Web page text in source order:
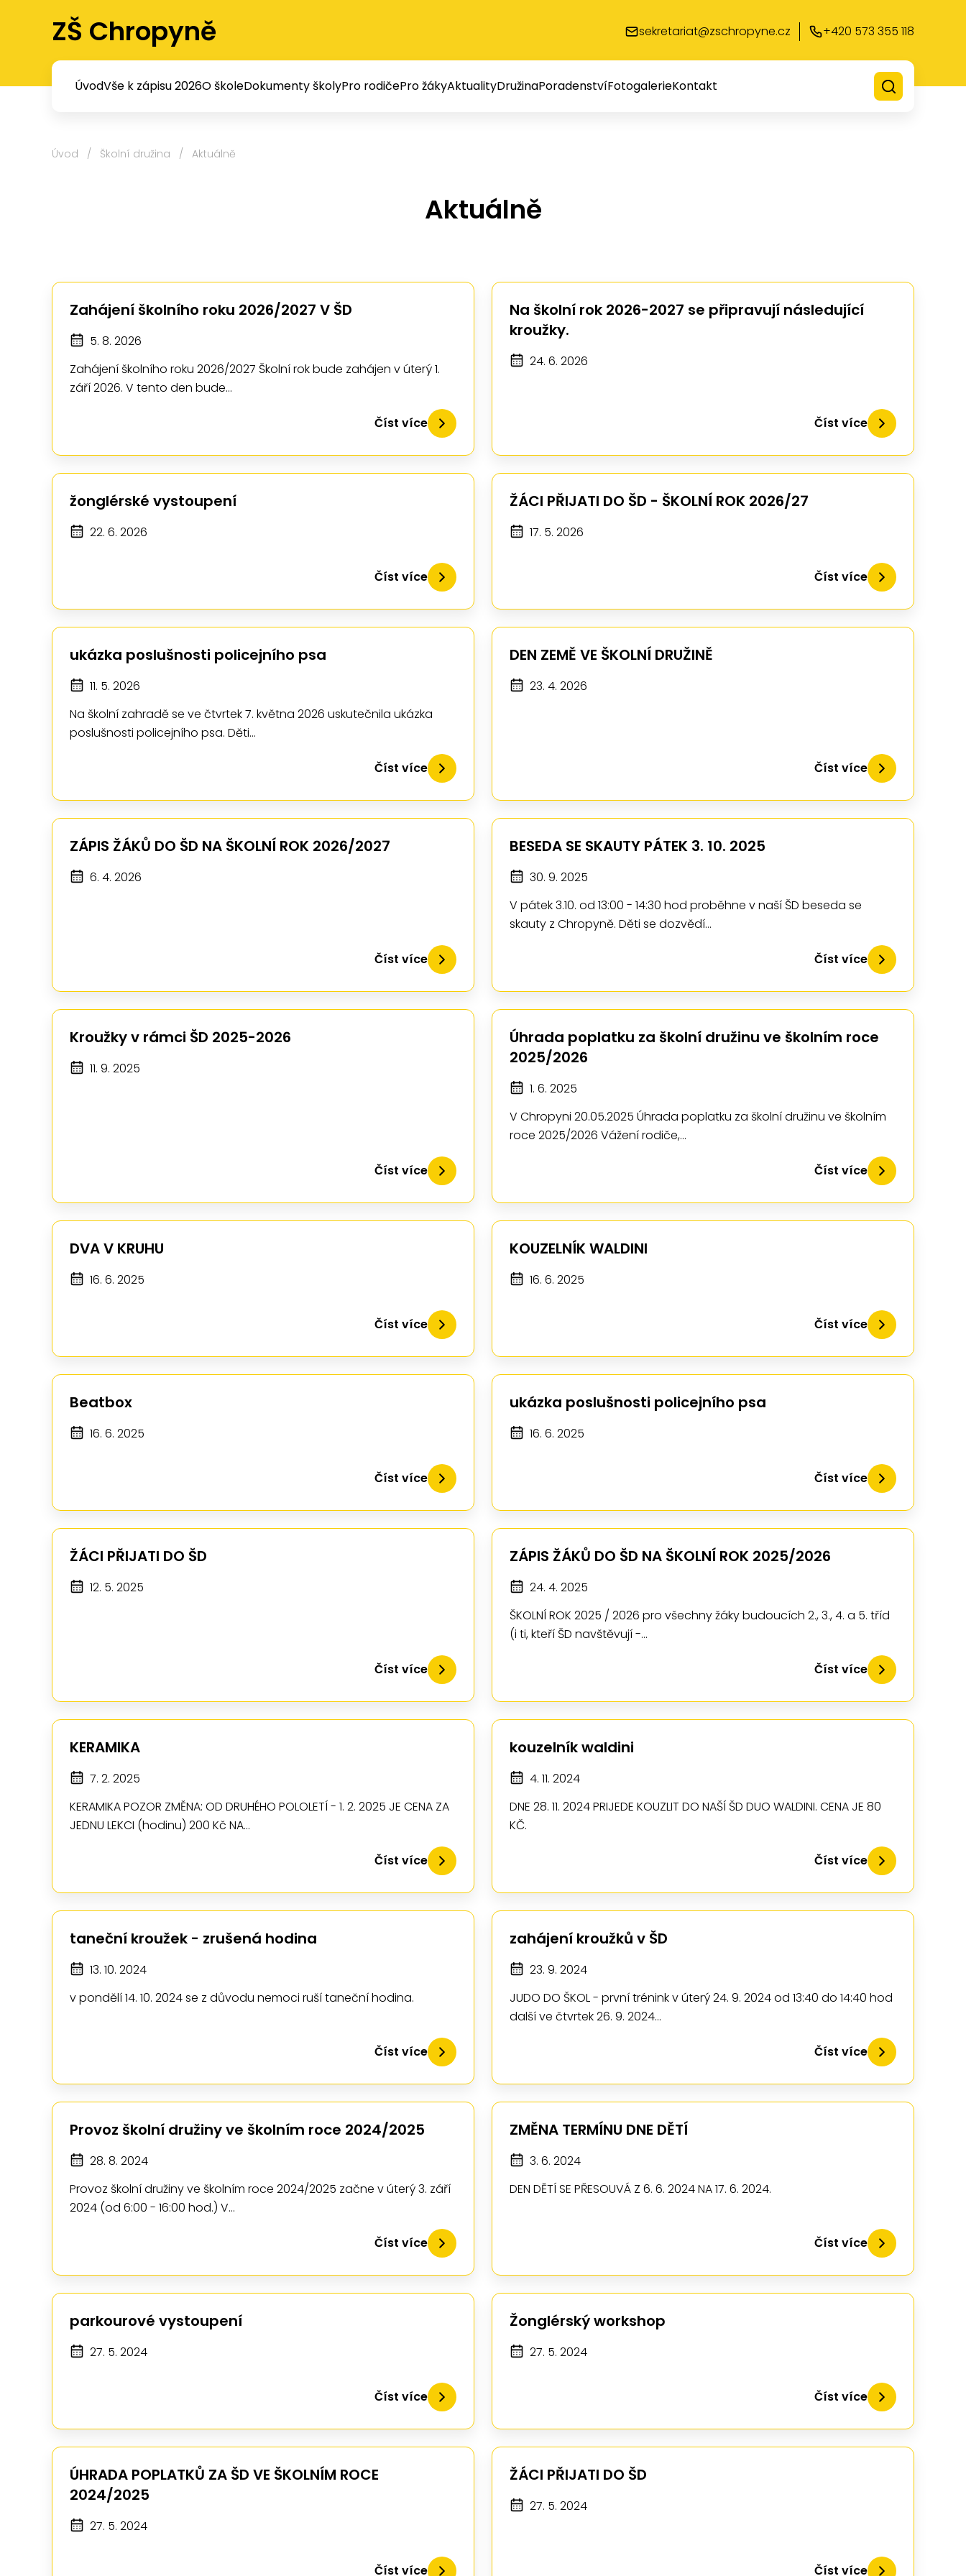
ZŠ Chropyně sekretariat@zschropyne.cz +420 573 355 118
ÚvodVše k zápisu 2026O školeDokumenty školyPro rodičePro žákyAktualityDružinaPoradenstvíFotogalerieKontakt
Úvod / Školní družina / Aktuálně
Aktuálně
Zahájení školního roku 2026/2027 V ŠD
5. 8. 2026
Zahájení školního roku 2026/2027 Školní rok bude zahájen v úterý 1.
září 2026. V tento den bude…
Číst více
Na školní rok 2026-2027 se připravují následující
kroužky.
24. 6. 2026
Číst více
žonglérské vystoupení
22. 6. 2026
Číst více
ŽÁCI PŘIJATI DO ŠD - ŠKOLNÍ ROK 2026/27
17. 5. 2026
Číst více
ukázka poslušnosti policejního psa
11. 5. 2026
Na školní zahradě se ve čtvrtek 7. května 2026 uskutečnila ukázka
poslušnosti policejního psa. Děti…
Číst více
DEN ZEMĚ VE ŠKOLNÍ DRUŽINĚ
23. 4. 2026
Číst více
ZÁPIS ŽÁKŮ DO ŠD NA ŠKOLNÍ ROK 2026/2027
6. 4. 2026
Číst více
BESEDA SE SKAUTY PÁTEK 3. 10. 2025
30. 9. 2025
V pátek 3.10. od 13:00 - 14:30 hod proběhne v naší ŠD beseda se
skauty z Chropyně. Děti se dozvědí…
Číst více
Kroužky v rámci ŠD 2025-2026
11. 9. 2025
Číst více
Úhrada poplatku za školní družinu ve školním roce
2025/2026
1. 6. 2025
V Chropyni 20.05.2025 Úhrada poplatku za školní družinu ve školním
roce 2025/2026 Vážení rodiče,…
Číst více
DVA V KRUHU
16. 6. 2025
Číst více
KOUZELNÍK WALDINI
16. 6. 2025
Číst více
Beatbox
16. 6. 2025
Číst více
ukázka poslušnosti policejního psa
16. 6. 2025
Číst více
ŽÁCI PŘIJATI DO ŠD
12. 5. 2025
Číst více
ZÁPIS ŽÁKŮ DO ŠD NA ŠKOLNÍ ROK 2025/2026
24. 4. 2025
ŠKOLNÍ ROK 2025 / 2026 pro všechny žáky budoucích 2., 3., 4. a 5. tříd
(i ti, kteří ŠD navštěvují -…
Číst více
KERAMIKA
7. 2. 2025
KERAMIKA POZOR ZMĚNA: OD DRUHÉHO POLOLETÍ - 1. 2. 2025 JE CENA ZA
JEDNU LEKCI (hodinu) 200 Kč NA…
Číst více
kouzelník waldini
4. 11. 2024
DNE 28. 11. 2024 PRIJEDE KOUZLIT DO NAŠÍ ŠD DUO WALDINI. CENA JE 80
KČ.
Číst více
taneční kroužek - zrušená hodina
13. 10. 2024
v pondělí 14. 10. 2024 se z důvodu nemoci ruší taneční hodina.
Číst více
zahájení kroužků v ŠD
23. 9. 2024
JUDO DO ŠKOL - první trénink v úterý 24. 9. 2024 od 13:40 do 14:40 hod
další ve čtvrtek 26. 9. 2024…
Číst více
Provoz školní družiny ve školním roce 2024/2025
28. 8. 2024
Provoz školní družiny ve školním roce 2024/2025 začne v úterý 3. září
2024 (od 6:00 - 16:00 hod.) V…
Číst více
ZMĚNA TERMÍNU DNE DĚTÍ
3. 6. 2024
DEN DĚTÍ SE PŘESOUVÁ Z 6. 6. 2024 NA 17. 6. 2024.
Číst více
parkourové vystoupení
27. 5. 2024
Číst více
Žonglérský workshop
27. 5. 2024
Číst více
ÚHRADA POPLATKŮ ZA ŠD VE ŠKOLNÍM ROCE
2024/2025
27. 5. 2024
Číst více
ŽÁCI PŘIJATI DO ŠD
27. 5. 2024
Číst více